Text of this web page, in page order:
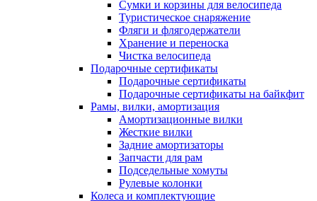
Сумки и корзины для велосипеда
Туристическое снаряжение
Фляги и флягодержатели
Хранение и переноска
Чистка велосипеда
Подарочные сертификаты
Подарочные сертификаты
Подарочные сертификаты на байкфит
Рамы, вилки, амортизация
Амортизационные вилки
Жесткие вилки
Задние амортизаторы
Запчасти для рам
Подседельные хомуты
Рулевые колонки
Колеса и комплектующие